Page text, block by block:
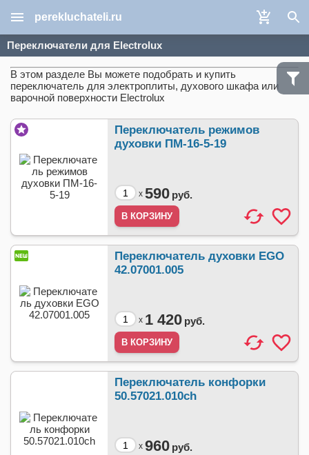
perekluchateli.ru
Переключатели для Electrolux
В этом разделе Вы можете подобрать и купить
переключатель для электроплиты, духового шкафа или
варочной поверхности Electrolux
Переключатель режимов
духовки ПМ-16-5-19
x 590 руб.
Переключатель духовки EGO
42.07001.005
x 1 420 руб.
Переключатель конфорки
50.57021.010ch
x 960 руб.